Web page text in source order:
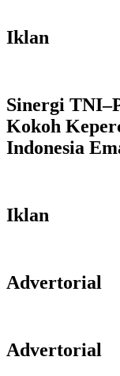
Iklan
Sinergi
Kokoh
Indonesia
Iklan
Advertorial
Advertorial